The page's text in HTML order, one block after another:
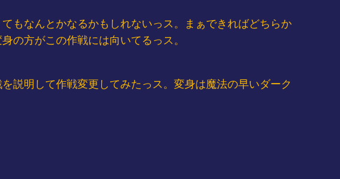
もなんとかなるかもしれないっス。まぁできればどちらか
の方がこの作戦には向いてるっス。
説明して作戦変更してみたっス。変身は魔法の早いダーク